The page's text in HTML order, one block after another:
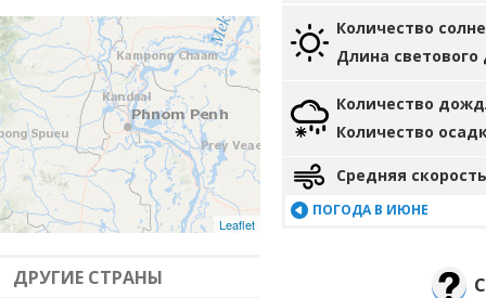
Leaflet
ДРУГИЕ СТРАНЫ
Количество
Длина светового
Количество
Количество
Средняя
ПОГОДА В ИЮНЕ